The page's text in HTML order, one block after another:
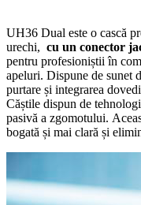
UH36 Dual este o cască
urechi, cu un conector
pentru profesioniștii în
apeluri. Dispune de sunet
purtare și integrarea
Căștile dispun de
pasivă a zgomotului.
bogată și mai clară și